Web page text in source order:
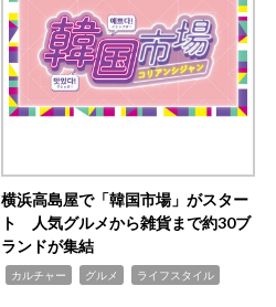
横浜高島屋で「韓国市場」がスター
ト 人気グルメから雑貨まで約30ブ
ランドが集結
カルチャー グルメ ライフスタイル